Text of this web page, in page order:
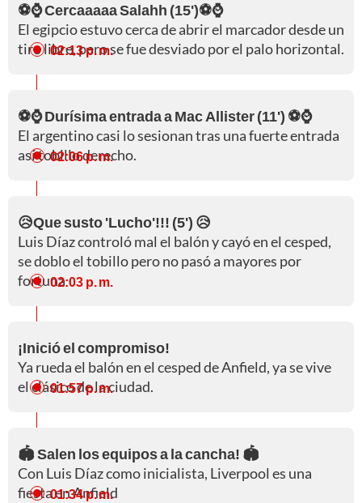
⚽⌚ Cercaaaaa Salahh (15')⚽⌚
El egipcio estuvo cerca de abrir el marcador desde un
tiro libre, pero se fue desviado por el palo horizontal.
02:13 p. m.
⚽⌚ Durísima entrada a Mac Allister (11') ⚽⌚
El argentino casi lo sesionan tras una fuerte entrada
así tobillo derecho.
02:06 p. m.
😥Que susto 'Lucho'!!! (5') 😥
Luis Díaz controló mal el balón y cayó en el cesped,
se doblo el tobillo pero no pasó a mayores por
fortuna02:03 p. m.
¡Inició el compromiso!
Ya rueda el balón en el cesped de Anfield, ya se vive
el clásico de la ciudad.
01:57 p. m.
🏟️ Salen los equipos a la cancha! 🏟️
Con Luis Díaz como inicialista, Liverpool es una
fiesta en Anfield
01:34 p. m.